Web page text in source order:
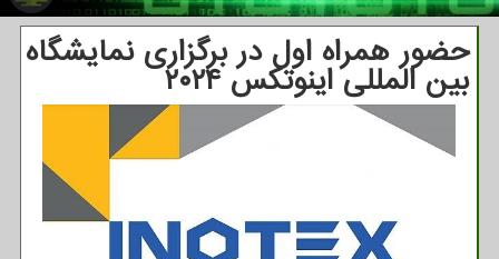
حضور همراه اول در برگزاری نمایشگاه
بین المللی اینوتکس ۲۰۲۴